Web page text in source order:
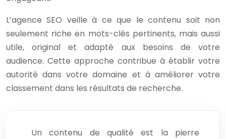
L’agence SEO veille à ce que le contenu soit non
seulement riche en mots-clés pertinents, mais aussi
utile, original et adapté aux besoins de votre
audience. Cette approche contribue à établir votre
autorité dans votre domaine et à améliorer votre
classement dans les résultats de recherche.
Un contenu de qualité est la pierre